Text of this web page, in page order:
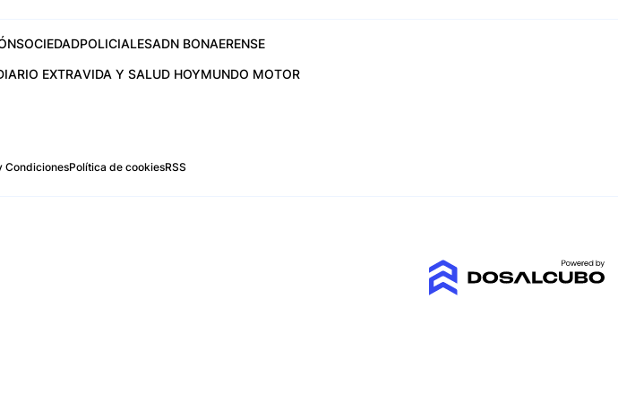
SOCIEDADPOLICIALESADN BONAERENSE
EXTRAVIDA Y SALUD HOYMUNDO MOTOR
CondicionesPolítica de cookiesRSS